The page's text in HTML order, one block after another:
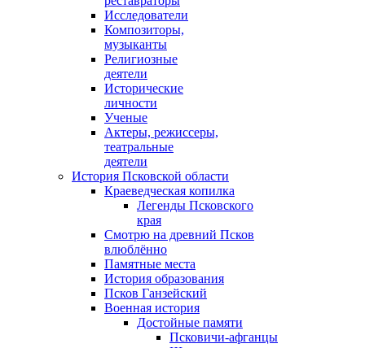
Исследователи
Композиторы,
музыканты
Религиозные
деятели
Исторические
личности
Ученые
Актеры, режиссеры,
театральные
деятели
История Псковской области
Краеведческая копилка
Легенды Псковского
края
Смотрю на древний Псков
влюблённо
Памятные места
История образования
Псков Ганзейский
Военная история
Достойные памяти
Псковичи-афганцы